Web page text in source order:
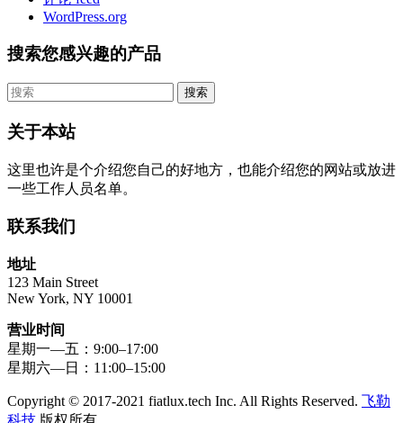
WordPress.org
搜索您感兴趣的产品
关于本站
这里也许是个介绍您自己的好地方，也能介绍您的网站或放进
一些工作人员名单。
联系我们
地址
123 Main Street
New York, NY 10001
营业时间
星期一—五：9:00–17:00
星期六—日：11:00–15:00
Copyright © 2017-2021 fiatlux.tech Inc. All Rights Reserved. 飞勒